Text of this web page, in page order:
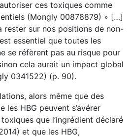
ces toxiques comme
(Mongly 00878879) » […]
rester sur nos positions de non-
essentiel que toutes les
se réfèrent pas au risque pour
cela aurait un impact global
0341522) (p. 90).
alors même que des
les HBG peuvent s’avérer
toxiques que l’ingrédient déclaré
et que les HBG,